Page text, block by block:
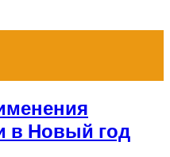
в Новый год